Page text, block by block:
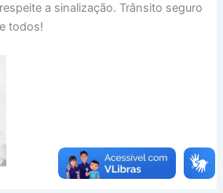
a sinalização. Trânsito seguro
todos!